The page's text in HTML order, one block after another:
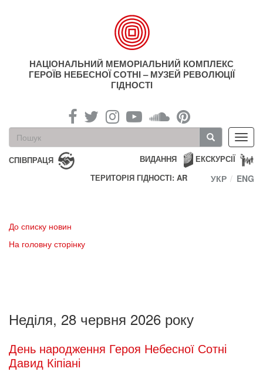
НАЦІОНАЛЬНИЙ МЕМОРІАЛЬНИЙ КОМПЛЕКС
ГЕРОЇВ НЕБЕСНОЇ СОТНІ – МУЗЕЙ РЕВОЛЮЦІЇ
ГІДНОСТІ
Пошукова
форма
Пошук
СПІВПРАЦЯ ЕКСКУРСІЇ
ВИДАННЯ
ТЕРИТОРІЯ ГІДНОСТІ: AR
УКР ENG
До списку новин
На головну сторінку
Неділя, 28 червня 2026 року
День народження Героя Небесної Сотні
Давид Кіпіані